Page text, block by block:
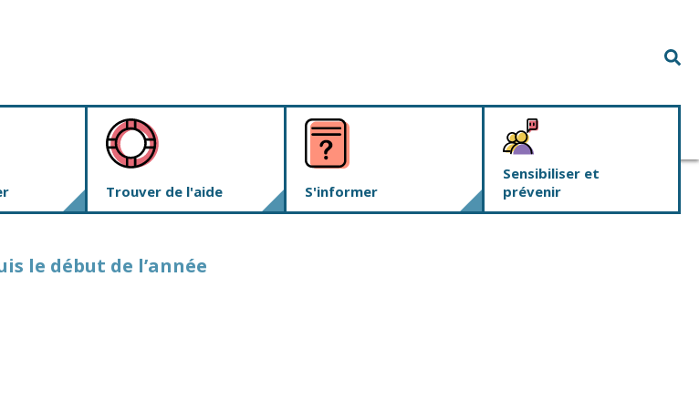
Trouver de l'aide S'informer
Sensibiliser et
prévenir
le début de l’année